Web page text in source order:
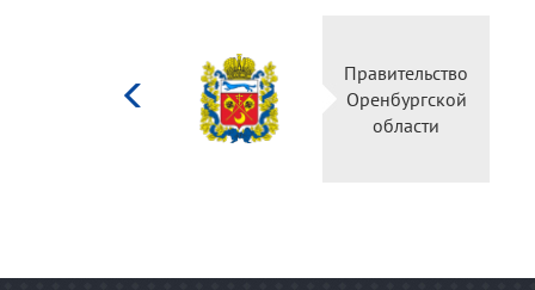
культуры
Российской
Правительство
Оренбургской
области